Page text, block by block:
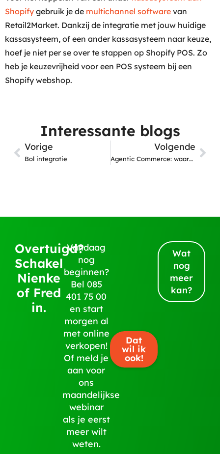
Shopify gebruik je de multichannel software van
Retail2Market. Dankzij de integratie met jouw huidige
kassasysteem, of een ander kassasysteem naar keuze,
hoef je niet per se over te stappen op Shopify POS. Zo
heb je keuzevrijheid voor een POS systeem bij een
Shopify webshop.
Interessante blogs
Vorige
Bol integratie
Volgende
Agentic Commerce: waarom productdata steeds belangrijker wordt
Overtuigd?
Schakel
Nienke
of Fred
in.
Vandaag
nog
beginnen?
Bel 085
401 75 00
en start
morgen al
met online
verkopen!
Of meld je
aan voor
ons
maandelijkse
webinar
als je eerst
meer wilt
weten.
Dat
wil ik
ook!
Wat
nog
meer
kan?